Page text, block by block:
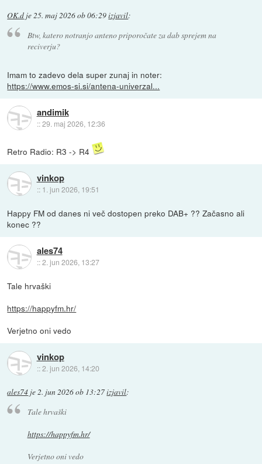
OK.d je25. maj 2026 ob 06:29izjavil:
Btw, katero notranjo anteno priporočate za dab sprejem na
reciverju?
Imam to zadevo dela super zunaj in noter:
https://www.emos-si.si/antena-univerzal...
andimik
::29. maj 2026, 12:36
Retro Radio: R3 -> R4
vinkop
:: 1. jun 2026, 19:51
Happy FM od danes ni več dostopen preko DAB+ ?? Začasno ali
konec ??
ales74
::2. jun 2026, 13:27
Tale hrvaški
https://happyfm.hr/
Verjetno oni vedo
vinkop
::2. jun 2026, 14:20
ales74 je2. jun 2026 ob 13:27izjavil:
Tale hrvaški
https://happyfm.hr/
Verjetno oni vedo